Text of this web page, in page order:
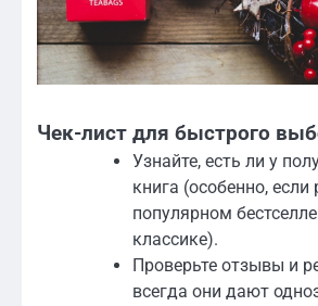
Чек-лист для быстрого
Узнайте, есть ли у
книга (особенно, если
популярном
классике).
Проверьте отзывы и
всегда они дают